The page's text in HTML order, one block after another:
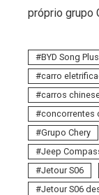
próprio grupo
BYD Song Plus
carro
carros
concorrentes
Grupo Chery
Jeep
Jetour S06
Jetour S06